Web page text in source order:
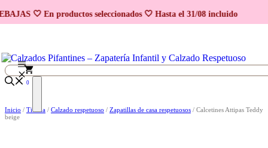
🤍 En productos seleccionados 🤍 Hasta el 31/08 incluido
Saltar
al
0
Inicio / Tienda / Calzado respetuoso / Zapatillas de casa respetuosos / Calcetines Attipas Teddy
beige